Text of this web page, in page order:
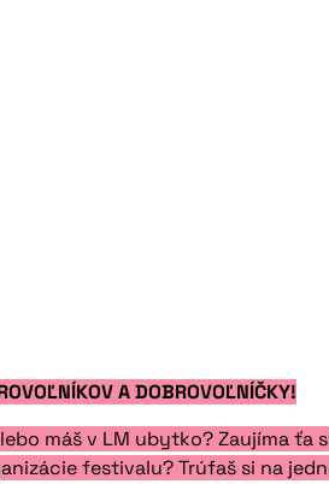
A DOBROVOĽNÍČKY!
máš v LM ubytko? Zaujíma
festivalu? Trúfaš si na